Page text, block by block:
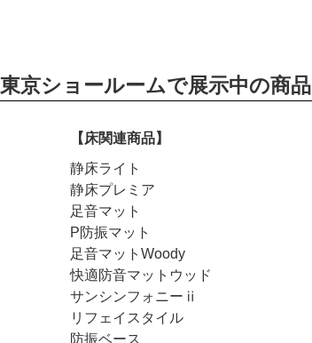
東京ショールームで展示中の商品
【床関連商品】
静床ライト
静床プレミア
足音マット
P防振マット
足音マットWoody
快適防音マットウッド
サンシンフォニーⅱ
リフェイスタイル
防振ベース